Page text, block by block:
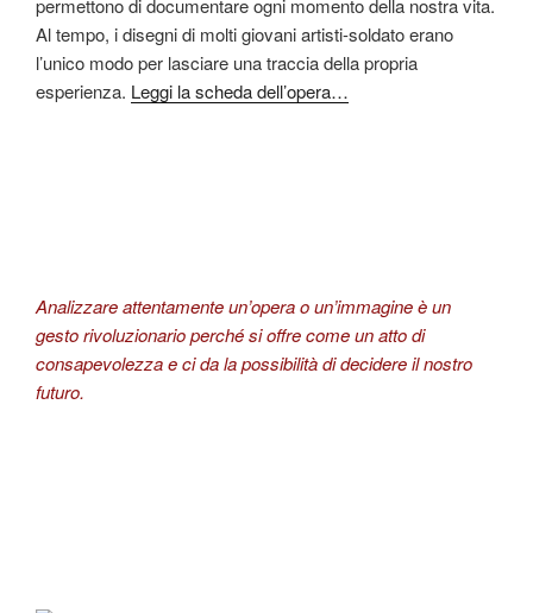
permettono di documentare ogni momento della nostra vita.
Al tempo, i disegni di molti giovani artisti-soldato erano
l’unico modo per lasciare una traccia della propria
esperienza. Leggi la scheda dell’opera…
Analizzare attentamente un’opera o un’immagine è un
gesto rivoluzionario perché si offre come un atto di
consapevolezza e ci da la possibilità di decidere il nostro
futuro.